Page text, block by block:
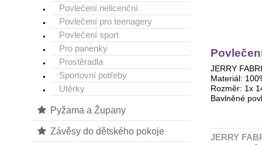
JERRY
Materiál:
Rozměr: 1x
Bavlněné
JERRY
Povlečení nelicenční
Povlečení pro teenagery
Povlečení sport
Pro panenky
Prostěradla
Sportovní potřeby
Utěrky
Pyžama a Župany
Závěsy do dětského pokoje